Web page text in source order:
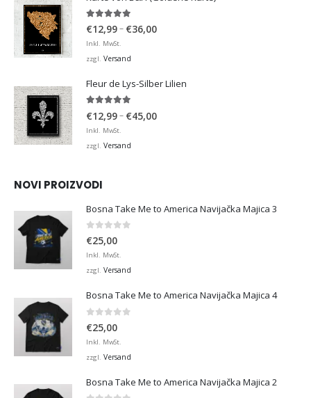
4.98von 5
€12,99– €36,00Preisspanne:
Inkl. MwSt.
zzgl. Versand
Fleur de Lys-Silber Lilien
€12,99– €45,00Preisspanne:
Inkl. MwSt.
zzgl. Versand
NOVI PROIZVODI
Bosna Take Me to America Navijačka Majica 3
0 von 5
€25,00
Inkl. MwSt.
zzgl. Versand
Bosna Take Me to America Navijačka Majica 4
€25,00
Inkl. MwSt.
zzgl. Versand
Bosna Take Me to America Navijačka Majica 2